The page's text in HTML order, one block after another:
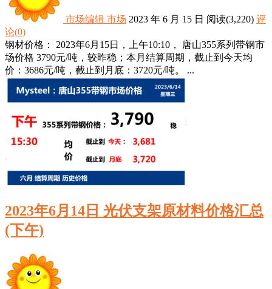
市场编辑 市场 2023 年 6 月 15 日 阅读(3,220) 评
论(0)
钢材价格： 2023年6月15日，上午10:10， 唐山355系列带钢市
场价格 3790元/吨，较昨稳；本月结算周期，截止到今天均
价：3686元/吨，截止到月底：3720元/吨。 ...
2023年6月14日 光伏支架原材料价格汇总
(下午)